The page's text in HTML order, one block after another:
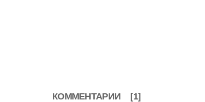
КОММЕНТАРИИ [1]